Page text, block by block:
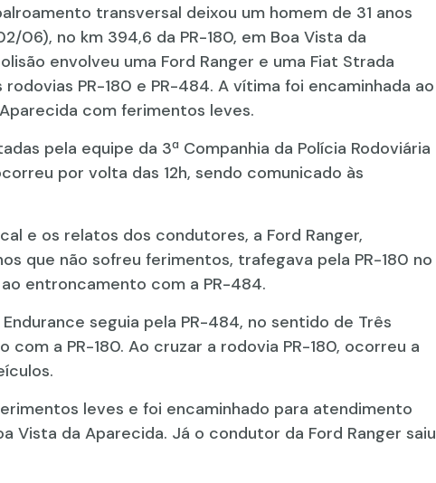
transversal deixou um homem de 31 anos
no km 394,6 da PR-180, em Boa Vista da
envolveu uma Ford Ranger e uma Fiat Strada
PR-180 e PR-484. A vítima foi encaminhada ao
com ferimentos leves.
pela equipe da 3ª Companhia da Polícia Rodoviária
por volta das 12h, sendo comunicado às
e os relatos dos condutores, a Ford Ranger,
que não sofreu ferimentos, trafegava pela PR-180 no
entroncamento com a PR-484.
seguia pela PR-484, no sentido de Três
com a PR-180. Ao cruzar a rodovia PR-180, ocorreu a
leves e foi encaminhado para atendimento
Vista da Aparecida. Já o condutor da Ford Ranger saiu